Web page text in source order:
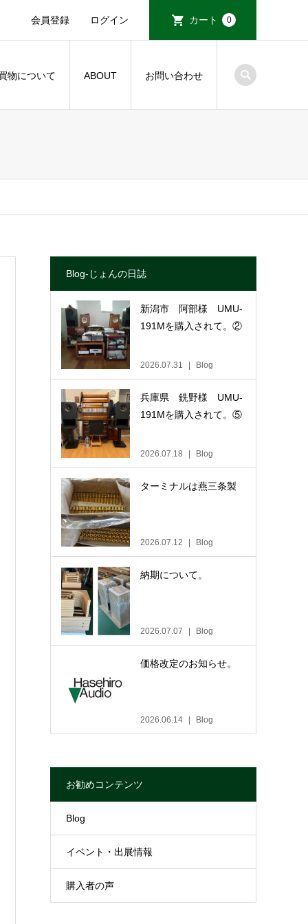
会員登録 ログイン カート 0
物について ABOUT お問い合わせ
Blog-じょんの日誌
新潟市 阿部様 UMU-
191Mを購入されて。②
2026.07.31 Blog
兵庫県 銑野様 UMU-
191Mを購入されて。⑤
2026.07.18 Blog
ターミナルは燕三条製
2026.07.12 Blog
納期について。
2026.07.07 Blog
価格改定のお知らせ。
2026.06.14 Blog
お勧めコンテンツ
Blog
イベント・出展情報
購入者の声